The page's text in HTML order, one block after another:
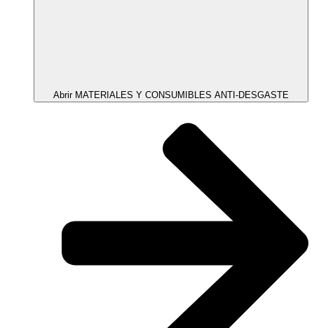
Abrir MATERIALES Y CONSUMIBLES ANTI-DESGASTE